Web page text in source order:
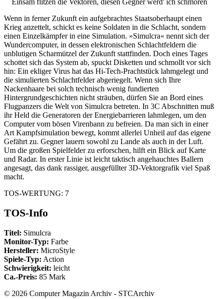
Wenn in ferner Zukunft ein aufgebrachtes Staatsoberhaupt einen
Krieg anzettelt, schickt es keine Soldaten in die Schlacht, sondern
einen Einzelkämpfer in eine Simulation. »Simulcra« nennt sich der
Wundercomputer, in dessen elektronischen Schlachtfeldern die
unblutigen Scharmützel der Zukunft stattfinden. Doch eines Tages
schottet sich das System ab, spuckt Disketten und schmollt vor sich
hin: Ein ekliger Virus hat das Hi-Tech-Prachtstück lahmgelegt und
die simulierten Schlachtfelder abgeriegelt. Wenn sich Ihre
Nackenhaare bei solch technisch wenig fundierten
Hintergrundgeschichten nicht sträuben, dürfen Sie an Bord eines
Flugpanzers die Welt von Simulcra betreten. In 3C Abschnitten muß
ihr Held die Generatoren der Energiebarrieren lahmlegen, um den
Computer vom bösen Virenbann zu befreien. Da man sich in einer
Art Kampfsimulation bewegt, kommt allerlei Unheil auf das eigene
Gefährt zu. Gegner lauern sowohl zu Lande als auch in der Luft.
Um die großen Spielfelder zu erforschen, hilft ein Blick auf Karte
und Radar. In erster Linie ist leicht taktisch angehauchtes Ballern
angesagt, das dank rassiger, ausgefüllter 3D-Vektorgrafik viel Spaß
macht.
TOS-WERTUNG: 7
TOS-Info
Titel: Simulcra
Monitor-Typ: Farbe
Hersteller: MicroStyle
Spiele-Typ: Action
Schwierigkeit: leicht
Ca.-Preis: 85 Mark
© 2026 Computer Magazin Archiv - STCArchiv